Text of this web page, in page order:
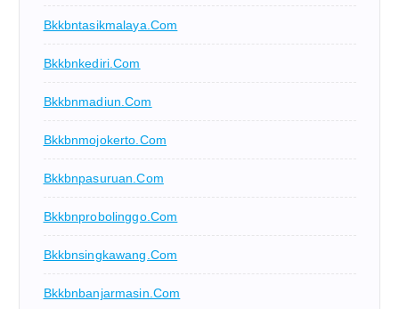
Bkkbntasikmalaya.com
Bkkbnkediri.com
Bkkbnmadiun.com
Bkkbnmojokerto.com
Bkkbnpasuruan.com
Bkkbnprobolinggo.com
Bkkbnsingkawang.com
Bkkbnbanjarmasin.com